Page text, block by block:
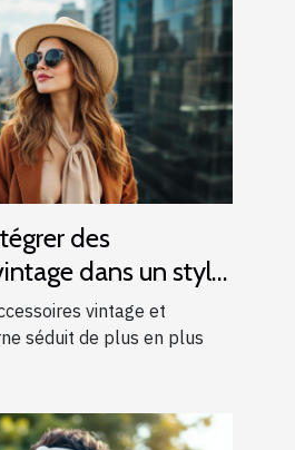
des
dans un style
vintage et
séduit de plus en plus